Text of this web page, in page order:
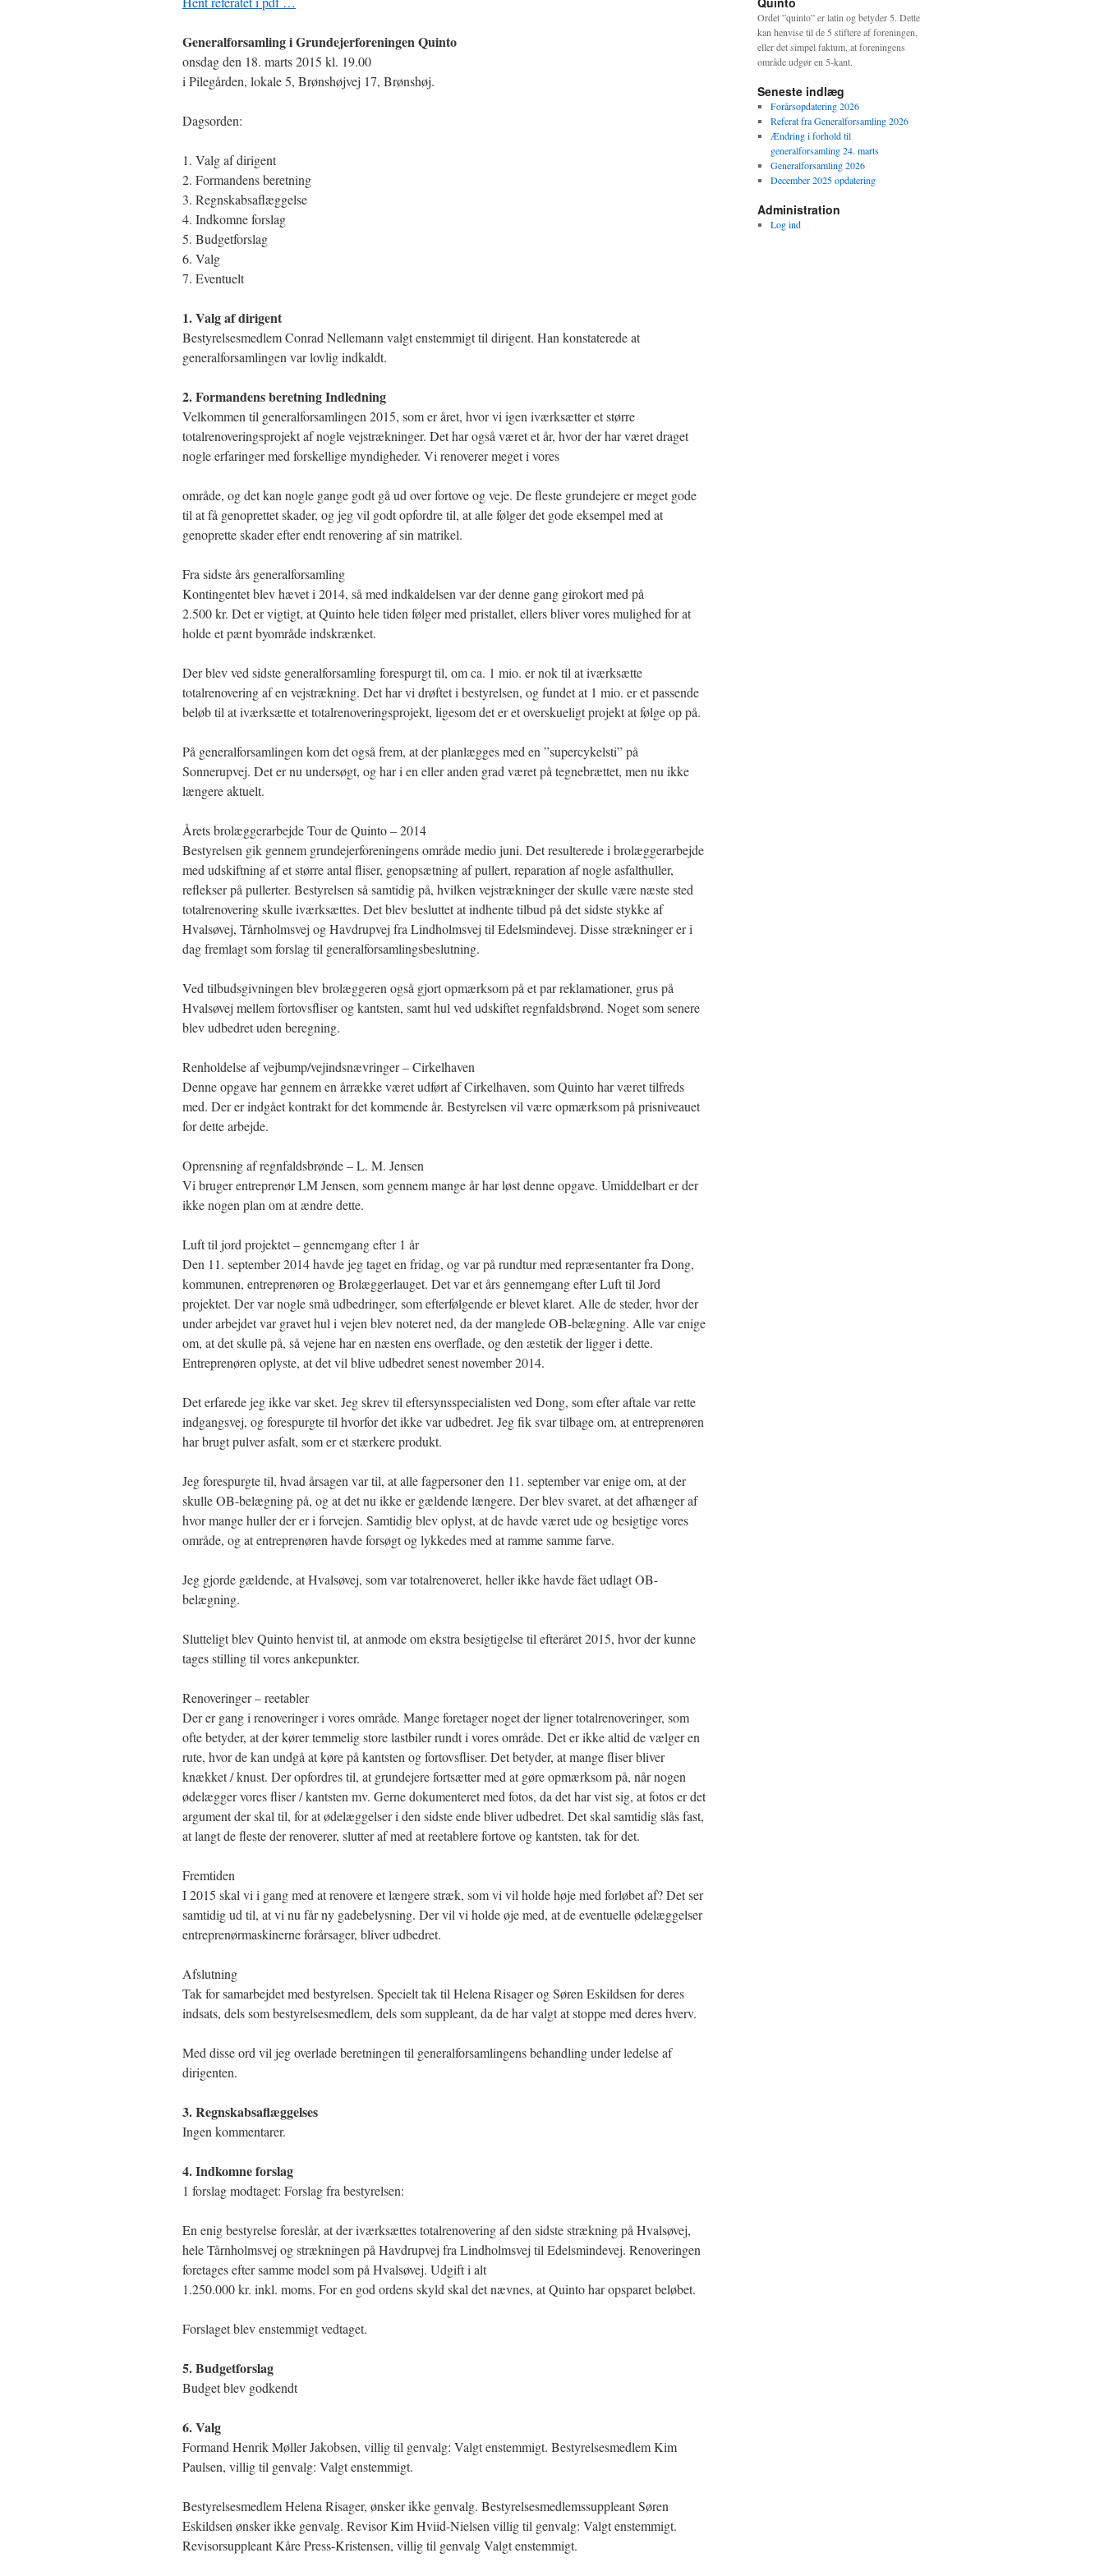
Generalforsamling i Grundejerforeningen Quinto
onsdag den 18. marts 2015 kl. 19.00
i Pilegården, lokale 5, Brønshøjvej 17, Brønshøj.
Dagsorden:
1. Valg af dirigent
2. Formandens beretning
3. Regnskabsaflæggelse
4. Indkomne forslag
5. Budgetforslag
6. Valg
7. Eventuelt
1. Valg af dirigent
Bestyrelsesmedlem Conrad Nellemann valgt enstemmigt til dirigent. Han konstaterede at
generalforsamlingen var lovlig indkaldt.
2. Formandens beretning Indledning
Velkommen til generalforsamlingen 2015, som er året, hvor vi igen iværksætter et større
totalrenoveringsprojekt af nogle vejstrækninger. Det har også været et år, hvor der har været draget
nogle erfaringer med forskellige myndigheder. Vi renoverer meget i vores
område, og det kan nogle gange godt gå ud over fortove og veje. De fleste grundejere er meget gode
til at få genoprettet skader, og jeg vil godt opfordre til, at alle følger det gode eksempel med at
genoprette skader efter endt renovering af sin matrikel.
Fra sidste års generalforsamling
Kontingentet blev hævet i 2014, så med indkaldelsen var der denne gang girokort med på
2.500 kr. Det er vigtigt, at Quinto hele tiden følger med pristallet, ellers bliver vores mulighed for at
holde et pænt byområde indskrænket.
Der blev ved sidste generalforsamling forespurgt til, om ca. 1 mio. er nok til at iværksætte
totalrenovering af en vejstrækning. Det har vi drøftet i bestyrelsen, og fundet at 1 mio. er et passende
beløb til at iværksætte et totalrenoveringsprojekt, ligesom det er et overskueligt projekt at følge op på.
På generalforsamlingen kom det også frem, at der planlægges med en ”supercykelsti” på
Sonnerupvej. Det er nu undersøgt, og har i en eller anden grad været på tegnebrættet, men nu ikke
længere aktuelt.
Årets brolæggerarbejde Tour de Quinto – 2014
Bestyrelsen gik gennem grundejerforeningens område medio juni. Det resulterede i brolæggerarbejde
med udskiftning af et større antal fliser, genopsætning af pullert, reparation af nogle asfalthuller,
reflekser på pullerter. Bestyrelsen så samtidig på, hvilken vejstrækninger der skulle være næste sted
totalrenovering skulle iværksættes. Det blev besluttet at indhente tilbud på det sidste stykke af
Hvalsøvej, Tårnholmsvej og Havdrupvej fra Lindholmsvej til Edelsmindevej. Disse strækninger er i
dag fremlagt som forslag til generalforsamlingsbeslutning.
Ved tilbudsgivningen blev brolæggeren også gjort opmærksom på et par reklamationer, grus på
Hvalsøvej mellem fortovsfliser og kantsten, samt hul ved udskiftet regnfaldsbrønd. Noget som senere
blev udbedret uden beregning.
Renholdelse af vejbump/vejindsnævringer – Cirkelhaven
Denne opgave har gennem en årrække været udført af Cirkelhaven, som Quinto har været tilfreds
med. Der er indgået kontrakt for det kommende år. Bestyrelsen vil være opmærksom på prisniveauet
for dette arbejde.
Oprensning af regnfaldsbrønde – L. M. Jensen
Vi bruger entreprenør LM Jensen, som gennem mange år har løst denne opgave. Umiddelbart er der
ikke nogen plan om at ændre dette.
Luft til jord projektet – gennemgang efter 1 år
Den 11. september 2014 havde jeg taget en fridag, og var på rundtur med repræsentanter fra Dong,
kommunen, entreprenøren og Brolæggerlauget. Det var et års gennemgang efter Luft til Jord
projektet. Der var nogle små udbedringer, som efterfølgende er blevet klaret. Alle de steder, hvor der
under arbejdet var gravet hul i vejen blev noteret ned, da der manglede OB-belægning. Alle var enige
om, at det skulle på, så vejene har en næsten ens overflade, og den æstetik der ligger i dette.
Entreprenøren oplyste, at det vil blive udbedret senest november 2014.
Det erfarede jeg ikke var sket. Jeg skrev til eftersynsspecialisten ved Dong, som efter aftale var rette
indgangsvej, og forespurgte til hvorfor det ikke var udbedret. Jeg fik svar tilbage om, at entreprenøren
har brugt pulver asfalt, som er et stærkere produkt.
Jeg forespurgte til, hvad årsagen var til, at alle fagpersoner den 11. september var enige om, at der
skulle OB-belægning på, og at det nu ikke er gældende længere. Der blev svaret, at det afhænger af
hvor mange huller der er i forvejen. Samtidig blev oplyst, at de havde været ude og besigtige vores
område, og at entreprenøren havde forsøgt og lykkedes med at ramme samme farve.
Jeg gjorde gældende, at Hvalsøvej, som var totalrenoveret, heller ikke havde fået udlagt OB-
belægning.
Slutteligt blev Quinto henvist til, at anmode om ekstra besigtigelse til efteråret 2015, hvor der kunne
tages stilling til vores ankepunkter.
Renoveringer – reetabler
Der er gang i renoveringer i vores område. Mange foretager noget der ligner totalrenoveringer, som
ofte betyder, at der kører temmelig store lastbiler rundt i vores område. Det er ikke altid de vælger en
rute, hvor de kan undgå at køre på kantsten og fortovsfliser. Det betyder, at mange fliser bliver
knækket / knust. Der opfordres til, at grundejere fortsætter med at gøre opmærksom på, når nogen
ødelægger vores fliser / kantsten mv. Gerne dokumenteret med fotos, da det har vist sig, at fotos er det
argument der skal til, for at ødelæggelser i den sidste ende bliver udbedret. Det skal samtidig slås fast,
at langt de fleste der renoverer, slutter af med at reetablere fortove og kantsten, tak for det.
Fremtiden
I 2015 skal vi i gang med at renovere et længere stræk, som vi vil holde høje med forløbet af? Det ser
samtidig ud til, at vi nu får ny gadebelysning. Der vil vi holde øje med, at de eventuelle ødelæggelser
entreprenørmaskinerne forårsager, bliver udbedret.
Afslutning
Tak for samarbejdet med bestyrelsen. Specielt tak til Helena Risager og Søren Eskildsen for deres
indsats, dels som bestyrelsesmedlem, dels som suppleant, da de har valgt at stoppe med deres hverv.
Med disse ord vil jeg overlade beretningen til generalforsamlingens behandling under ledelse af
dirigenten.
3. Regnskabsaflæggelses
Ingen kommentarer.
4. Indkomne forslag
1 forslag modtaget: Forslag fra bestyrelsen:
En enig bestyrelse foreslår, at der iværksættes totalrenovering af den sidste strækning på Hvalsøvej,
hele Tårnholmsvej og strækningen på Havdrupvej fra Lindholmsvej til Edelsmindevej. Renoveringen
foretages efter samme model som på Hvalsøvej. Udgift i alt
1.250.000 kr. inkl. moms. For en god ordens skyld skal det nævnes, at Quinto har opsparet beløbet.
Forslaget blev enstemmigt vedtaget.
5. Budgetforslag
Budget blev godkendt
6. Valg
Formand Henrik Møller Jakobsen, villig til genvalg: Valgt enstemmigt. Bestyrelsesmedlem Kim
Paulsen, villig til genvalg: Valgt enstemmigt.
Bestyrelsesmedlem Helena Risager, ønsker ikke genvalg. Bestyrelsesmedlemssuppleant Søren
Eskildsen ønsker ikke genvalg. Revisor Kim Hviid-Nielsen villig til genvalg: Valgt enstemmigt.
Revisorsuppleant Kåre Press-Kristensen, villig til genvalg Valgt enstemmigt.
Ordet ”quinto” er latin og betyder 5. Dette
kan henvise til de 5 stiftere af foreningen,
eller det simpel faktum, at foreningens
område udgør en 5-kant.
Seneste indlæg
Forårsopdatering 2026
Referat fra Generalforsamling 2026
Ændring i forhold til
generalforsamling 24. marts
Generalforsamling 2026
December 2025 opdatering
Administration
Log ind